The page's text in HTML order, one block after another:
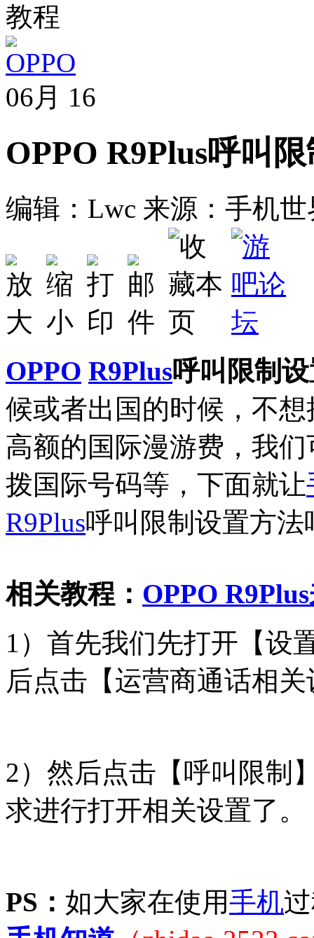
教程
06月 16
OPPO R9Plus呼叫
编辑：Lwc 来源：手机世
OPPO R9Plus呼叫限制
候或者出国的时候，不
高额的国际漫游费，我
拨国际号码等，下面就让
R9Plus呼叫限制设置方法
相关教程： OPPO
1）首先我们先打开【设
后点击【运营商通话相
2）然后点击【呼叫限制
求进行打开相关设置了
PS： 如大家在使用手机